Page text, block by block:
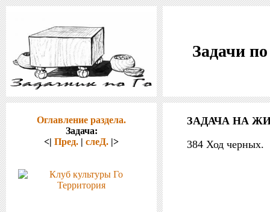
Задачи
Оглавление раздела.
Задача:
<| Пред. | слеД. |>
ЗАДАЧА НА
384 Ход черных.